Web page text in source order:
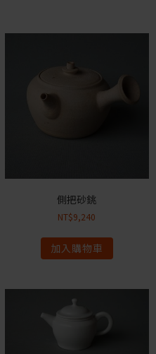
側把砂銚
NT$9,240
加入購物車